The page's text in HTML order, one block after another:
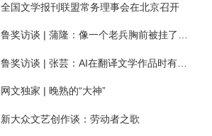
全国文学报刊联盟常务理事会在北京召开
鲁奖访谈 | 蒲隆：像一个老兵胸前被挂了一枚“红色英勇勋章”
鲁奖访谈 | 张芸：AI在翻译文学作品时有明显局限
网文独家 | 晚熟的“大神”
新大众文艺创作谈：劳动者之歌